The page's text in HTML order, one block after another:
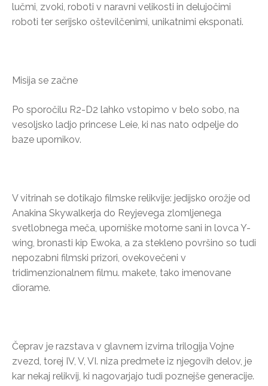
lučmi, zvoki, roboti v naravni velikosti in delujočimi
roboti ter serijsko oštevilčenimi, unikatnimi eksponati.
Misija se začne
Po sporočilu R2-D2 lahko vstopimo v belo sobo, na
vesoljsko ladjo princese Leie, ki nas nato odpelje do
baze upornikov.
V vitrinah se dotikajo filmske relikvije: jedijsko orožje od
Anakina Skywalkerja do Reyjevega zlomljenega
svetlobnega meča, uporniške motorne sani in lovca Y-
wing, bronasti kip Ewoka, a za stekleno površino so tudi
nepozabni filmski prizori, ovekovečeni v
tridimenzionalnem filmu. makete, tako imenovane
diorame.
Čeprav je razstava v glavnem izvirna trilogija Vojne
zvezd, torej IV, V, VI. niza predmete iz njegovih delov, je
kar nekaj relikvij, ki nagovarjajo tudi poznejše generacije.